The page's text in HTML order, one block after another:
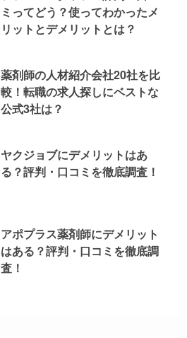
ミってどう？使ってわかったメ
リットとデメリットとは？
薬剤師の人材紹介会社20社を比
較！転職の求人探しにベストな
公式3社は？
ヤクジョブにデメリットはあ
る？評判・口コミを徹底調査！
アポプラス薬剤師にデメリット
はある？評判・口コミを徹底調
査！